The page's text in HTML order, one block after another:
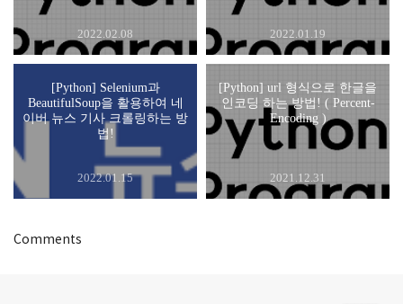
2022.02.08 2022.01.19
[Python] Selenium과
BeautifulSoup을 활용하여 네
이버 뉴스 기사 크롤링하는 방
법!
2022.01.15
[Python] url 형식으로 한글을
인코딩 하는 방법! ( Percent-
Encoding )
2021.12.31
Comments